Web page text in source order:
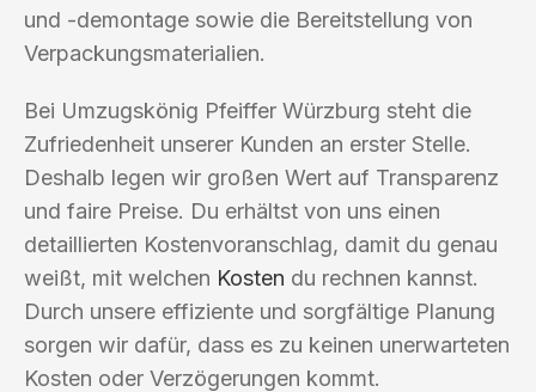
und -demontage sowie die Bereitstellung von
Verpackungsmaterialien.
Bei Umzugskönig Pfeiffer Würzburg steht die
Zufriedenheit unserer Kunden an erster Stelle.
Deshalb legen wir großen Wert auf Transparenz
und faire Preise. Du erhältst von uns einen
detaillierten Kostenvoranschlag, damit du genau
weißt, mit welchen Kosten du rechnen kannst.
Durch unsere effiziente und sorgfältige Planung
sorgen wir dafür, dass es zu keinen unerwarteten
Kosten oder Verzögerungen kommt.